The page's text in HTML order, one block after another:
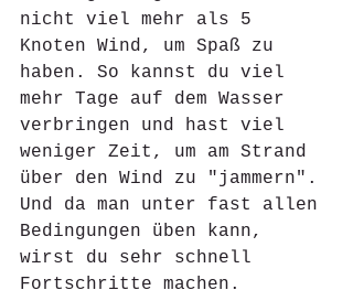
nicht viel mehr als 5
Knoten Wind, um Spaß zu
haben. So kannst du viel
mehr Tage auf dem Wasser
verbringen und hast viel
weniger Zeit, um am Strand
über den Wind zu "jammern".
Und da man unter fast allen
Bedingungen üben kann,
wirst du sehr schnell
Fortschritte machen.